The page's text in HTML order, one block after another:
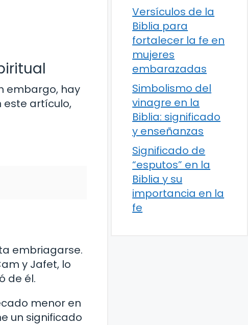
embargo, hay
este artículo,
embriagarse.
y Jafet, lo
de él.
menor en
un significado
Versículos de la
Biblia para
fortalecer la fe en
mujeres
embarazadas
Simbolismo del
vinagre en la
Biblia: significado
y enseñanzas
Significado de
“esputos” en la
Biblia y su
importancia en la
fe